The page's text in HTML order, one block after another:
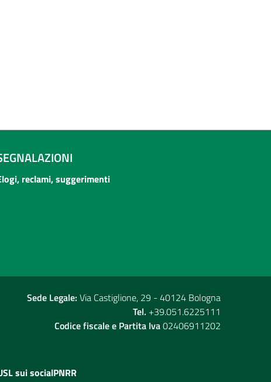
reclami, suggerimenti
Sede Legale: Via Castiglione, 29 - 40124 Bologna
Tel. +39.051.6225111
Codice fiscale e Partita Iva02406911202
sui socialPNRR